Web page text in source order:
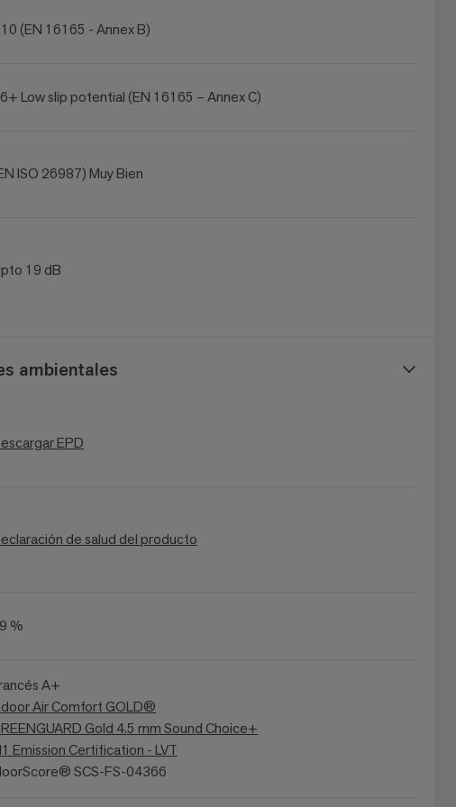
(EN 16165 - Annex B)
Low slip potential (EN 16165 – Annex C)
ISO 26987) Muy Bien
19 dB
ambientales
EPD
de salud del producto
%
A+
Air Comfort GOLD®
Gold 4.5 mm Sound Choice+
Emission Certification - LVT
SCS-FS-04366